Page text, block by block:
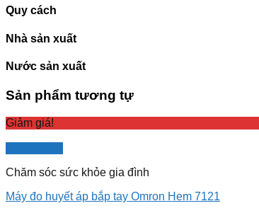
Quy cách
Nhà sản xuất
Nước sản xuất
Sản phẩm tương tự
Giảm giá!
Chăm sóc sức khỏe gia đình
Máy đo huyết áp bắp tay Omron Hem 7121